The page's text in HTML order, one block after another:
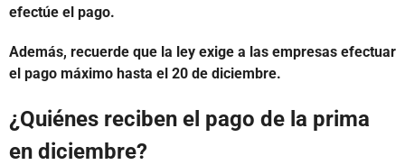
efectúe el pago.
Además, recuerde que la ley exige a las empresas efectuar
el pago máximo hasta el 20 de diciembre.
¿Quiénes reciben el pago de la prima
en diciembre?